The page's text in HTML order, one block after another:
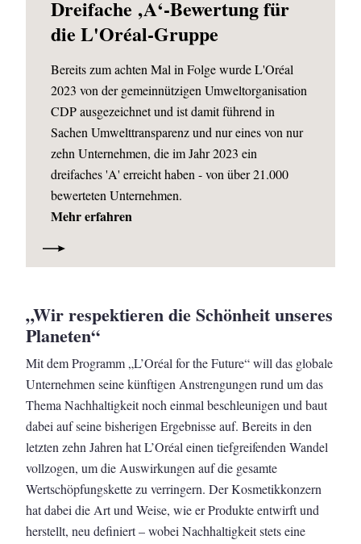
Dreifache ‚A‘-Bewertung für
die L'Oréal-Gruppe
Bereits zum achten Mal in Folge wurde L'Oréal
2023 von der gemeinnützigen Umweltorganisation
CDP ausgezeichnet und ist damit führend in
Sachen Umwelttransparenz und nur eines von nur
zehn Unternehmen, die im Jahr 2023 ein
dreifaches 'A' erreicht haben - von über 21.000
bewerteten Unternehmen.
Mehr erfahren
„Wir respektieren die Schönheit unseres
Planeten“
Mit dem Programm „L’Oréal for the Future“ will das globale
Unternehmen seine künftigen Anstrengungen rund um das
Thema Nachhaltigkeit noch einmal beschleunigen und baut
dabei auf seine bisherigen Ergebnisse auf. Bereits in den
letzten zehn Jahren hat L’Oréal einen tiefgreifenden Wandel
vollzogen, um die Auswirkungen auf die gesamte
Wertschöpfungskette zu verringern. Der Kosmetikkonzern
hat dabei die Art und Weise, wie er Produkte entwirft und
herstellt, neu definiert – wobei Nachhaltigkeit stets eine